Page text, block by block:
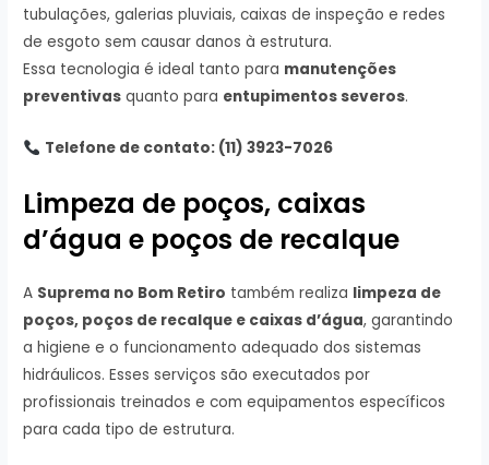
tubulações, galerias pluviais, caixas de inspeção e redes
de esgoto sem causar danos à estrutura.
Essa tecnologia é ideal tanto para manutenções
preventivas quanto para entupimentos severos.
Telefone de contato: (11) 3923-7026
Limpeza de poços, caixas
d’água e poços de recalque
A Suprema no Bom Retiro também realiza limpeza de
poços, poços de recalque e caixas d’água, garantindo
a higiene e o funcionamento adequado dos sistemas
hidráulicos. Esses serviços são executados por
profissionais treinados e com equipamentos específicos
para cada tipo de estrutura.